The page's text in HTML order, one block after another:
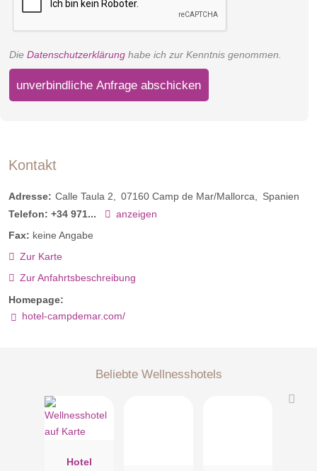
Die Datenschutzerklärung habe ich zur Kenntnis genommen.
unverbindliche Anfrage abschicken
Kontakt
Adresse: Calle Taula 2 07160 Camp de Mar/Mallorca
Spanien
Telefon: +34 971...
anzeigen
Fax: keine Angabe
Zur Karte
Zur Anfahrtsbeschreibung
Homepage:
hotel-campdemar.com/
Beliebte Wellnesshotels
Hotel